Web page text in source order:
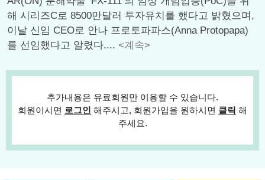
해 시리즈C로 8500만달러 투자유치를 했다고 밝혔으며,
이날 신임 CEO로 안나 프로토파파스(Anna Protopapa)
를 선임했다고 알렸다.... <계속>
추가내용은 유료회원만 이용할 수 있습니다.
회원이시면 로그인 해주시고, 회원가입을 원하시면 클릭 해
주세요.